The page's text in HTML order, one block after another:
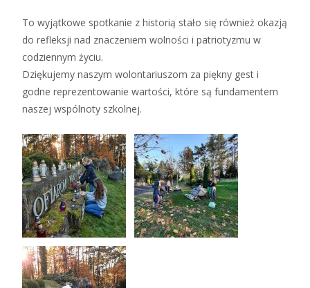
To wyjątkowe spotkanie z historią stało się również okazją
do refleksji nad znaczeniem wolności i patriotyzmu w
codziennym życiu.
Dziękujemy naszym wolontariuszom za piękny gest i
godne reprezentowanie wartości, które są fundamentem
naszej wspólnoty szkolnej.